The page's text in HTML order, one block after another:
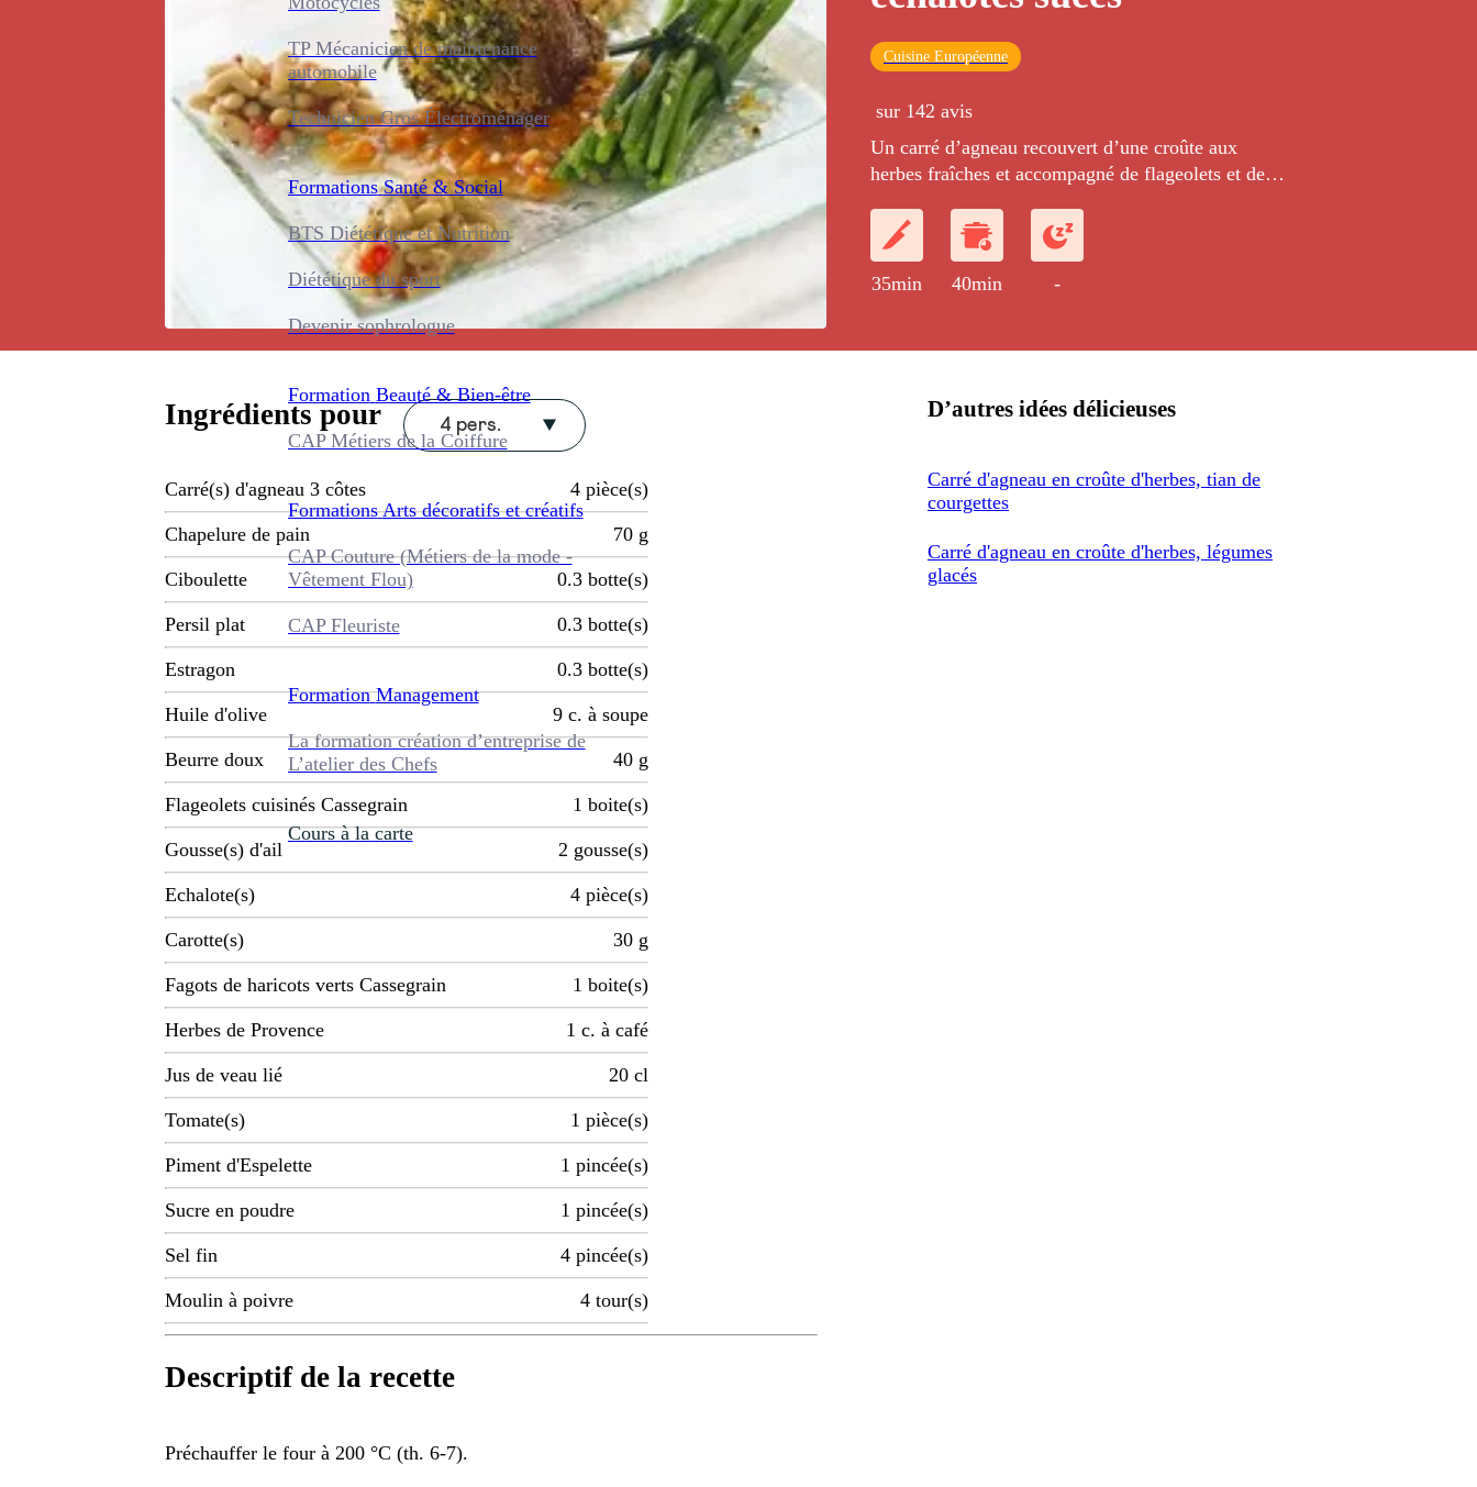
TP Mécanicien de maintenance
automobile
Technicien Gros Électroménager
Formations Santé & Social
BTS Diététique et Nutrition
Diététique du sport
Devenir sophrologue
Formation Beauté & Bien-être
CAP Métiers de la Coiffure
Formations Arts décoratifs et créatifs
CAP Couture (Métiers de la mode -
Vêtement Flou)
CAP Fleuriste
Formation Management
La formation création d’entreprise de
L’atelier des Chefs
Cours à la carte
Cuisine Européenne
sur 142 avis
Un carré d’agneau recouvert d’une croûte aux
herbes fraîches et accompagné de flageolets et de
35min 40min -
Ingrédients pour 4 pers.
Carré(s) d'agneau 3 côtes 4 pièce(s)
Chapelure de pain 70 g
Ciboulette 0.3 botte(s)
Persil plat 0.3 botte(s)
Estragon 0.3 botte(s)
Huile d'olive 9 c. à soupe
Beurre doux 40 g
Flageolets cuisinés Cassegrain 1 boite(s)
Gousse(s) d'ail 2 gousse(s)
Echalote(s) 4 pièce(s)
Carotte(s) 30 g
Fagots de haricots verts Cassegrain 1 boite(s)
Herbes de Provence 1 c. à café
Jus de veau lié 20 cl
Tomate(s) 1 pièce(s)
Piment d'Espelette 1 pincée(s)
Sucre en poudre 1 pincée(s)
Sel fin 4 pincée(s)
Moulin à poivre 4 tour(s)
Descriptif de la recette
Préchauffer le four à 200 °C (th. 6-7).
D’autres idées délicieuses
Carré d'agneau en croûte d'herbes, tian de
courgettes
Carré d'agneau en croûte d'herbes, légumes
glacés